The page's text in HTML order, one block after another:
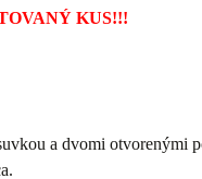
KUS!!!
a dvomi otvorenými